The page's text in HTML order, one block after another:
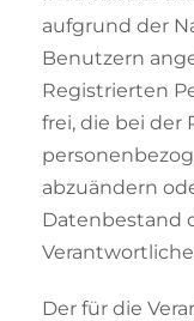
aufgrund der
Benutzern
Registrierten
frei, die bei der
abzuändern
Datenbestand
Der für die